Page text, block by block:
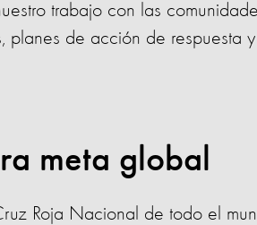
trabajo con las
planes de acción de respuesta y
meta global
Roja Nacional de todo el